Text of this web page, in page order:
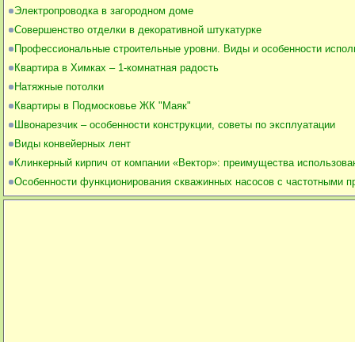
Электропроводка в загородном доме
Совершенство отделки в декоративной штукатурке
Профессиональные строительные уровни. Виды и особенности
Квартира в Химках – 1-комнатная радость
Натяжные потолки
Квартиры в Подмосковье ЖК "Маяк"
Швонарезчик – особенности конструкции, советы по эксплуатации
Виды конвейерных лент
Клинкерный кирпич от компании «Вектор»: преимущества
Особенности функционирования скважинных насосов с частотными